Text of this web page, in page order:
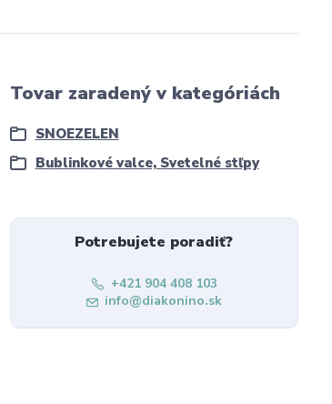
Tovar zaradený v kategóriách
SNOEZELEN
Bublinkové valce, Svetelné stľpy
Potrebujete poradiť?
+421 904 408 103
info@diakonino.sk